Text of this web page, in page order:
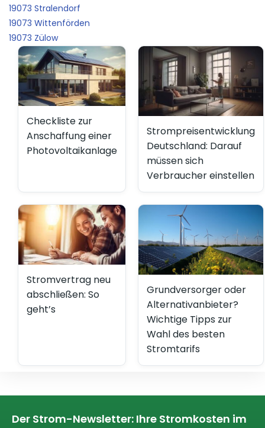
19073 Stralendorf
19073 Wittenförden
19073 Zülow
Checkliste zur
Anschaffung einer
Photovoltaikanlage
Strompreisentwicklung
Deutschland: Darauf
müssen sich
Verbraucher einstellen
Stromvertrag neu
abschließen: So
geht’s
Grundversorger oder
Alternativanbieter?
Wichtige Tipps zur
Wahl des besten
Stromtarifs
Der Strom-Newsletter: Ihre Stromkosten im